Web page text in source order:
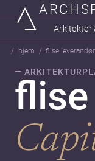
Arkitekter
hjem flise
—